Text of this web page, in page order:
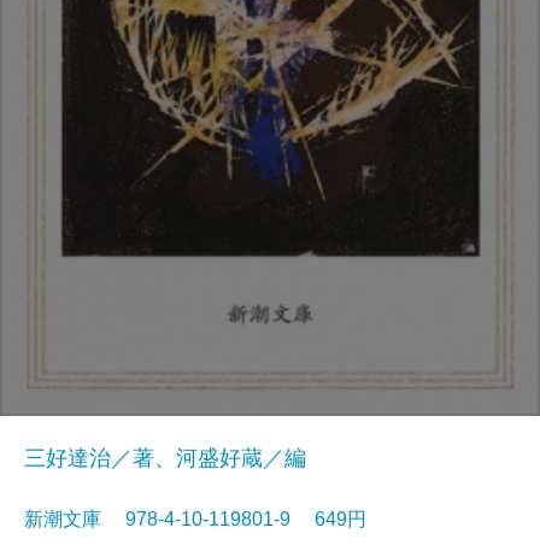
三好達治／著、河盛好蔵／編
新潮文庫 978-4-10-119801-9 649円